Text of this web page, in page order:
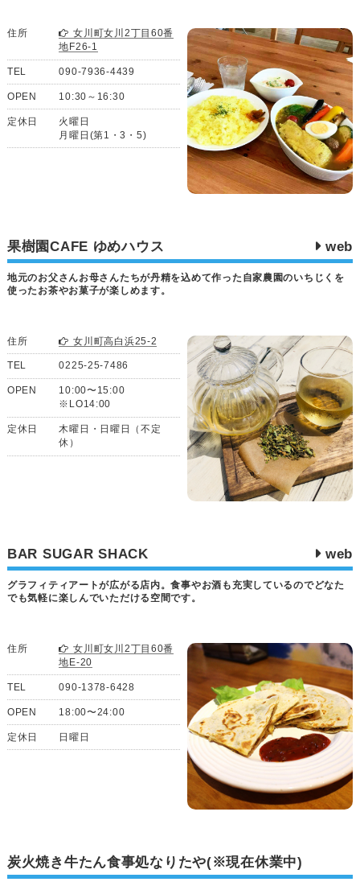
住所
女川町女川2丁目60番
地F26-1
TEL 090-7936-4439
OPEN 10:30～16:30
定休日
火曜日
月曜日(第1・3・5)
果樹園CAFE ゆめハウス web
地元のお父さんお母さんたちが丹精を込めて作った自家農園のいちじくを
使ったお茶やお菓子が楽しめます。
住所 女川町高白浜25-2
TEL 0225-25-7486
OPEN
10:00〜15:00
※LO14:00
定休日
木曜日・日曜日（不定
休）
BAR SUGAR SHACK web
グラフィティアートが広がる店内。食事やお酒も充実しているのでどなた
でも気軽に楽しんでいただける空間です。
住所
女川町女川2丁目60番
地E-20
TEL 090-1378-6428
OPEN 18:00〜24:00
定休日 日曜日
炭火焼き牛たん食事処なりたや(※現在休業中)